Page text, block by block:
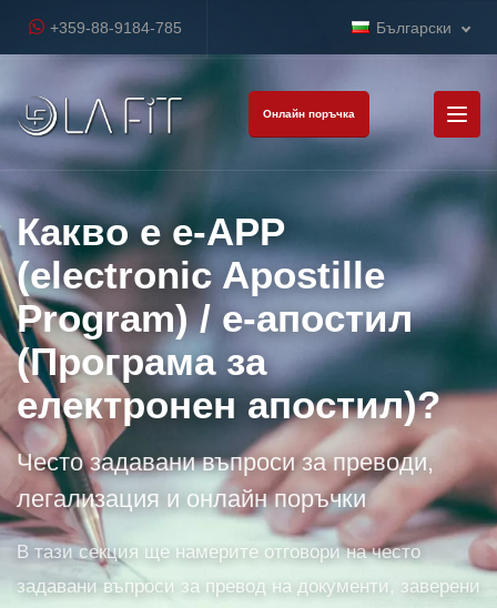
+359-88-9184-785 Български
Онлайн поръчка
Какво е e-APP
(electronic Apostille
Program) / е-апостил
(Програма за
електронен апостил)?
Често задавани въпроси за преводи,
легализация и онлайн поръчки
В тази секция ще намерите отговори на често
задавани въпроси за превод на документи, заверени